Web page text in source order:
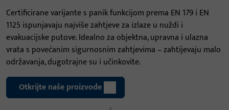
Certificirane varijante s panik funkcijom prema EN 179 i EN
1125 ispunjavaju najviše zahtjeve za izlaze u nuždi i
evakuacijske putove. Idealno za objektna, upravna i ulazna
vrata s povećanim sigurnosnim zahtjevima – zahtijevaju malo
održavanja, dugotrajne su i učinkovite.
Otkrijte naše proizvode